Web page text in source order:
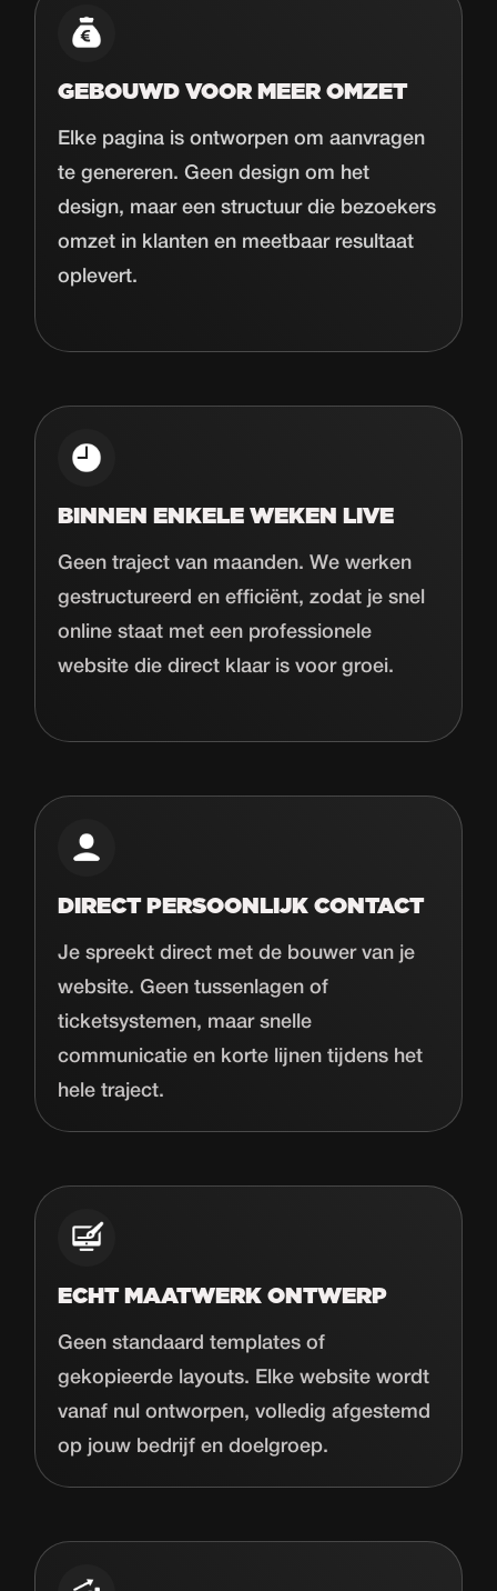
GEBOUWD VOOR MEER OMZET
Elke pagina is ontworpen om aanvragen
te genereren. Geen design om het
design, maar een structuur die bezoekers
omzet in klanten en meetbaar resultaat
oplevert.
BINNEN ENKELE WEKEN LIVE
Geen traject van maanden. We werken
gestructureerd en efficiënt, zodat je snel
online staat met een professionele
website die direct klaar is voor groei.
DIRECT PERSOONLIJK CONTACT
Je spreekt direct met de bouwer van je
website. Geen tussenlagen of
ticketsystemen, maar snelle
communicatie en korte lijnen tijdens het
hele traject.
ECHT MAATWERK ONTWERP
Geen standaard templates of
gekopieerde layouts. Elke website wordt
vanaf nul ontworpen, volledig afgestemd
op jouw bedrijf en doelgroep.